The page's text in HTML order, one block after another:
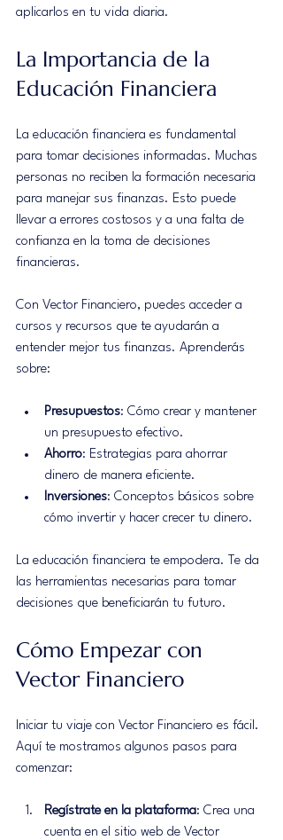
aplicarlos en tu vida diaria.
La Importancia de la
Educación Financiera
La educación financiera es fundamental
para tomar decisiones informadas. Muchas
personas no reciben la formación necesaria
para manejar sus finanzas. Esto puede
llevar a errores costosos y a una falta de
confianza en la toma de decisiones
financieras.
Con Vector Financiero, puedes acceder a
cursos y recursos que te ayudarán a
entender mejor tus finanzas. Aprenderás
sobre:
Presupuestos: Cómo crear y mantener
un presupuesto efectivo.
Ahorro: Estrategias para ahorrar
dinero de manera eficiente.
Inversiones: Conceptos básicos sobre
cómo invertir y hacer crecer tu dinero.
La educación financiera te empodera. Te da
las herramientas necesarias para tomar
decisiones que beneficiarán tu futuro.
Cómo Empezar con
Vector Financiero
Iniciar tu viaje con Vector Financiero es fácil.
Aquí te mostramos algunos pasos para
comenzar:
Regístrate en la plataforma: Crea una
cuenta en el sitio web de Vector